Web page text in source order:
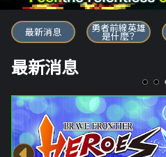
勇者前線英雄
最新消息 勇者前線英雄
是什麼？
最新消息